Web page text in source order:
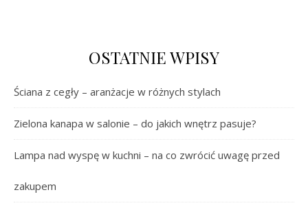
OSTATNIE WPISY
Ściana z cegły – aranżacje w różnych stylach
Zielona kanapa w salonie – do jakich wnętrz pasuje?
Lampa nad wyspę w kuchni – na co zwrócić uwagę przed
zakupem